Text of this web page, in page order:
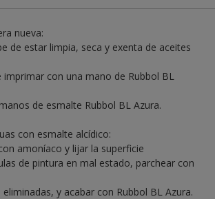
nueva:
de estar limpia, seca y exenta de aceites
imprimar con una mano de Rubbol BL
de esmalte Rubbol BL Azura.
con esmalte alcídico:
amoníaco y lijar la superficie
de pintura en mal estado, parchear con
y acabar con Rubbol BL Azura.